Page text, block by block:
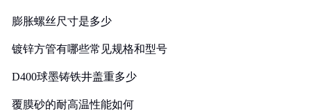
膨胀螺丝尺寸是多少
镀锌方管有哪些常见规格和型号
D400球墨铸铁井盖重多少
覆膜砂的耐高温性能如何